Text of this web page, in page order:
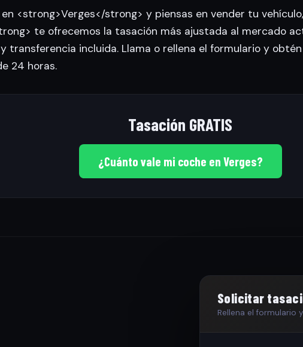
<strong>Verges</strong> y piensas en vender tu
te ofrecemos la tasación más ajustada al mercado
transferencia incluida. Llama o rellena el formulario y
24 horas.
Tasación GRATIS
¿Cuánto vale mi coche en Verges?
Solicitar
Rellena el formulario